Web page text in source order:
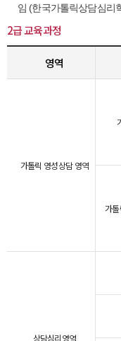
임 (한국가톨릭상담심리
2급 교육과정
영역
가톨릭 영성상담 영역
가
상담심리영역